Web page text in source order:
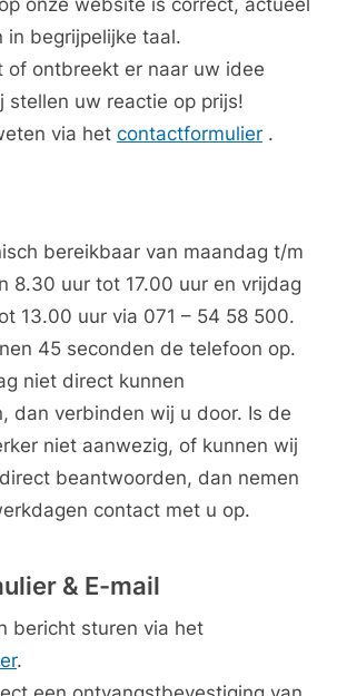
onze website is correct, actueel
in begrijpelijke taal.
of ontbreekt er naar uw idee
stellen uw reactie op prijs!
via het contactformulier .
bereikbaar van maandag t/m
8.30 uur tot 17.00 uur en vrijdag
13.00 uur via 071 – 54 58 500.
45 seconden de telefoon op.
niet direct kunnen
dan verbinden wij u door. Is de
niet aanwezig, of kunnen wij
beantwoorden, dan nemen
contact met u op.
& E-mail
bericht sturen via het
.